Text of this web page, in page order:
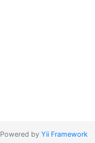
Powered by Yii Framework